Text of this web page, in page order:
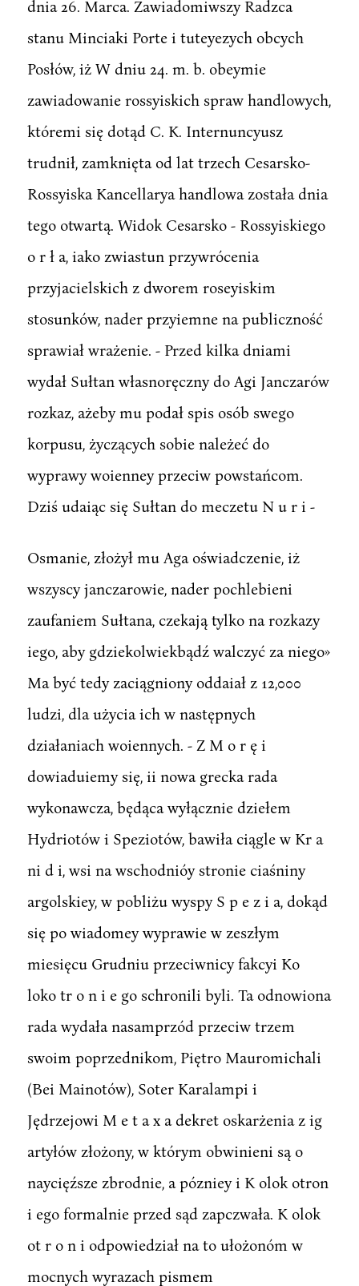
dnia 26. Marca. Zawiadomiwszy Radzca
stanu Minciaki Porte i tuteyezych obcych
Posłów, iż W dniu 24. m. b. obeymie
zawiadowanie rossyiskich spraw handlowych,
któremi się dotąd C. K. Internuncyusz
trudnił, zamknięta od lat trzech Cesarsko-
Rossyiska Kancellarya handlowa została dnia
tego otwartą. Widok Cesarsko - Rossyiskiego
o r ł a, iako zwiastun przywrócenia
przyjacielskich z dworem roseyiskim
stosunków, nader przyiemne na publiczność
sprawiał wrażenie. - Przed kilka dniami
wydał Sułtan własnoręczny do Agi Janczarów
rozkaz, ażeby mu podał spis osób swego
korpusu, życzących sobie należeć do
wyprawy woienney przeciw powstańcom.
Dziś udaiąc się Sułtan do meczetu N u r i -
Osmanie, złożył mu Aga oświadczenie, iż
wszyscy janczarowie, nader pochlebieni
zaufaniem Sułtana, czekają tylko na rozkazy
iego, aby gdziekolwiekbądź walczyć za niego»
Ma być tedy zaciągniony oddaiał z 12,000
ludzi, dla użycia ich w następnych
działaniach woiennych. - Z M o r ę i
dowiaduiemy się, ii nowa grecka rada
wykonawcza, będąca wyłącznie dziełem
Hydriotów i Speziotów, bawiła ciągle w Kr a
ni d i, wsi na wschodnióy stronie ciaśniny
argolskiey, w pobliżu wyspy S p e z i a, dokąd
się po wiadomey wyprawie w zeszłym
miesięcu Grudniu przeciwnicy fakcyi Ko
loko tr o n i e go schronili byli. Ta odnowiona
rada wydała nasamprzód przeciw trzem
swoim poprzednikom, Piętro Mauromichali
(Bei Mainotów), Soter Karalampi i
Jędrzejowi M e t a x a dekret oskarżenia z ig
artyłów złożony, w którym obwinieni są o
naycięźsze zbrodnie, a pózniey i K olok otron
i ego formalnie przed sąd zapczwała. K olok
ot r o n i odpowiedział na to ułożonóm w
mocnych wyrazach pismem